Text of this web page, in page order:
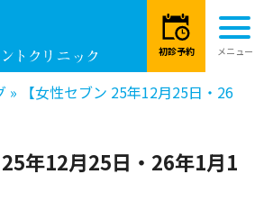
»
【女性セブン 25年12月25日・26
25年12月25日・26年1月1